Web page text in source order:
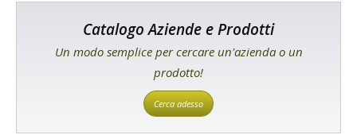
Catalogo Aziende e Prodotti
Un modo semplice per cercare un'azienda o un
prodotto!
Cerca adesso